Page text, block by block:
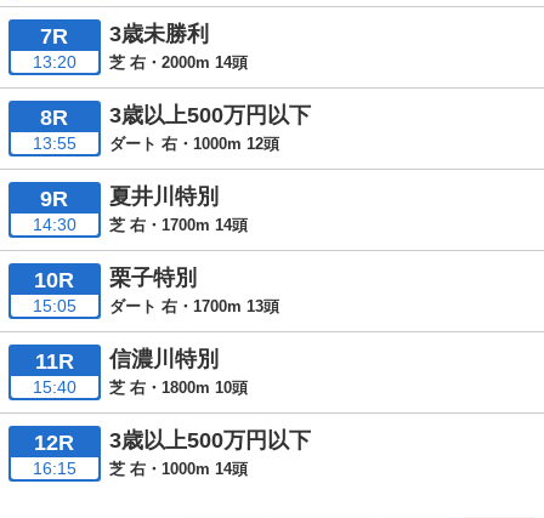
7R
13:20
3歳未勝利
芝 右・2000m 14頭
8R
13:55
3歳以上500万円以下
ダート 右・1000m 12頭
9R
14:30
夏井川特別
芝 右・1700m 14頭
10R
15:05
栗子特別
ダート 右・1700m 13頭
11R
15:40
信濃川特別
芝 右・1800m 10頭
12R
16:15
3歳以上500万円以下
芝 右・1000m 14頭